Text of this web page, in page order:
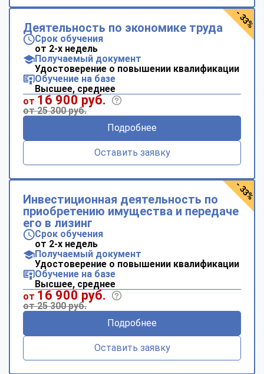
Деятельность по экономике труда
Срок обучения
от 2-х недель
Получаемый документ
Удостоверение о повышении квалификации
Обучение на базе
Высшее, среднее
от 16 900 руб.
от 25 300 руб.
Подробнее
Оставить заявку
- 33%
Инвестиционная деятельность по
приобретению имущества и передаче
его в лизинг
Срок обучения
от 2-х недель
Получаемый документ
Удостоверение о повышении квалификации
Обучение на базе
Высшее, среднее
от 16 900 руб.
от 25 300 руб.
Подробнее
Оставить заявку
- 33%